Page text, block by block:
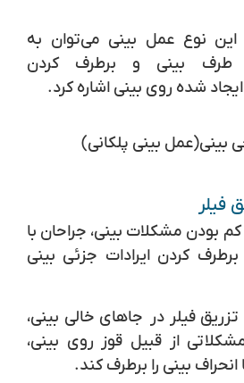
این نوع عمل بینی می‌توان به
طرف بینی و برطرف کردن
شده روی بینی اشاره کرد.
فیلر
بودن مشکلات بینی، جراحان با
برطرف کردن ایرادات جزئی بینی
فیلر در جاهای خالی بینی،
از قبیل قوز روی بینی،
بینی را برطرف کند.